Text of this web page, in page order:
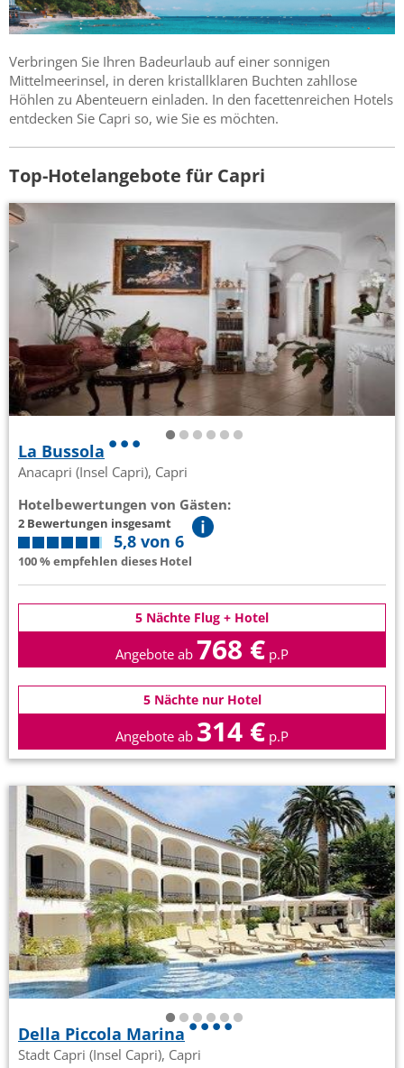
Verbringen Sie Ihren Badeurlaub auf einer sonnigen
Mittelmeerinsel, in deren kristallklaren Buchten zahllose
Höhlen zu Abenteuern einladen. In den facettenreichen Hotels
entdecken Sie Capri so, wie Sie es möchten.
Top-Hotelangebote für Capri
La Bussola
Anacapri (Insel Capri), Capri
Hotelbewertungen von Gästen:
2 Bewertungen insgesamt
5,8 von 6
100 % empfehlen dieses Hotel
5 Nächte Flug + Hotel
Angebote ab 768 € p.P
5 Nächte nur Hotel
Angebote ab 314 € p.P
Della Piccola Marina
Stadt Capri (Insel Capri), Capri